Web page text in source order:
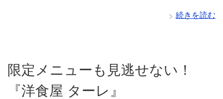
続きを読む
限定メニューも見逃せない！
『洋食屋 ターレ』